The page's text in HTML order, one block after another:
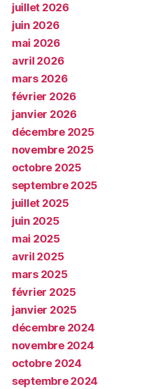
juillet 2026
juin 2026
mai 2026
avril 2026
mars 2026
février 2026
janvier 2026
décembre 2025
novembre 2025
octobre 2025
septembre 2025
juillet 2025
juin 2025
mai 2025
avril 2025
mars 2025
février 2025
janvier 2025
décembre 2024
novembre 2024
octobre 2024
septembre 2024